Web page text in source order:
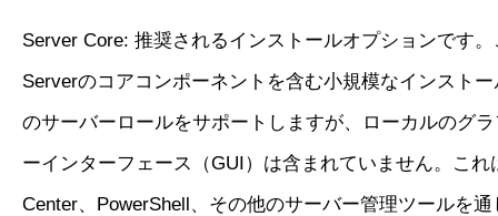
Server Core: 推奨されるインストールオプションです
Serverのコアコンポーネントを含む小規模なインスト
のサーバーロールをサポートしますが、ローカルのグ
ーインターフェース（GUI）は含まれていません。これ
Center、PowerShell、その他のサーバー管理ツールを